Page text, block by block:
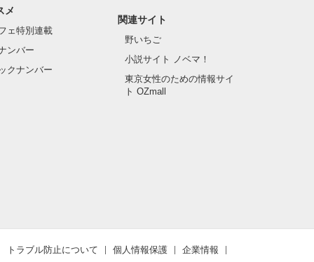
メ
ェ特別連載
ンバー
クナンバー
関連サイト
野いちご
小説サイト ノベマ！
東京女性のための情報サイ
ト OZmall
トラブル防止について 個人情報保護 企業情報